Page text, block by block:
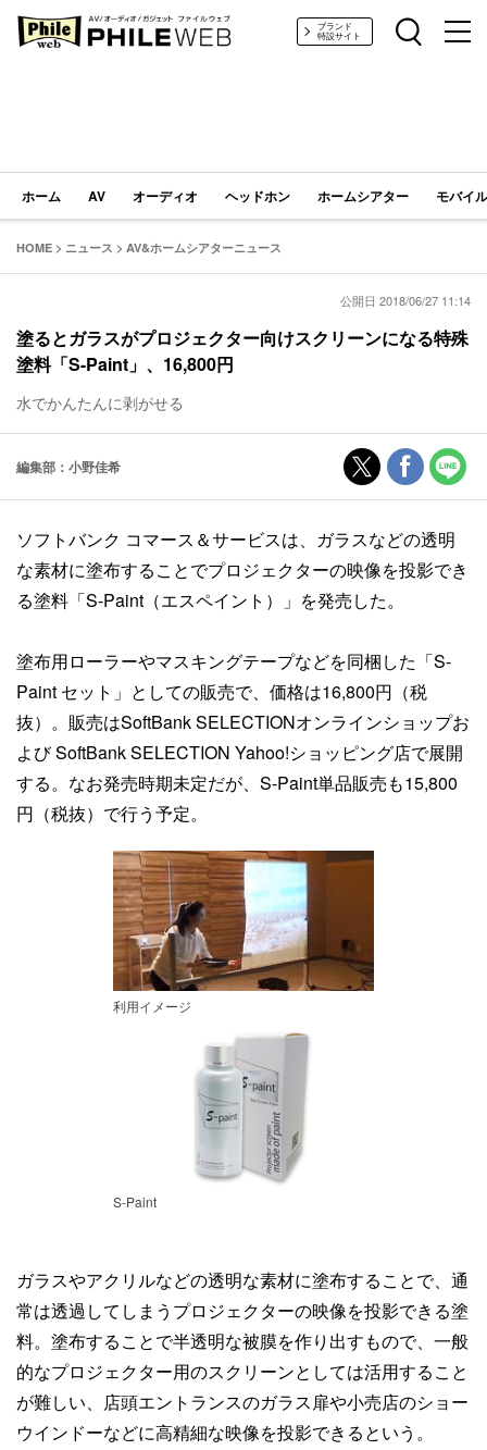
PHILE WEB｜AV/オーディオ/ガジェットブランド
特設サイト
ホーム AV オーディオ ヘッドホン ホームシアター モバイ
HOME > ニュース > AV&ホームシアターニュース
公開日 2018/06/27 11:14
塗るとガラスがプロジェクター向けスクリーンになる特殊
塗料「S-Paint」、16,800円
水でかんたんに剥がせる
編集部：小野佳希
ソフトバンク コマース＆サービスは、ガラスなどの透明
な素材に塗布することでプロジェクターの映像を投影でき
る塗料「S-Paint（エスペイント）」を発売した。
塗布用ローラーやマスキングテープなどを同梱した「S-
Paint セット」としての販売で、価格は16,800円（税
抜）。販売はSoftBank SELECTIONオンラインショップお
よび SoftBank SELECTION Yahoo!ショッピング店で展開
する。なお発売時期未定だが、S-Paint単品販売も15,800
円（税抜）で行う予定。
利用イメージ
S-Paint
ガラスやアクリルなどの透明な素材に塗布することで、通
常は透過してしまうプロジェクターの映像を投影できる塗
料。塗布することで半透明な被膜を作り出すもので、一般
的なプロジェクター用のスクリーンとしては活用すること
が難しい、店頭エントランスのガラス扉や小売店のショー
ウインドーなどに高精細な映像を投影できるという。